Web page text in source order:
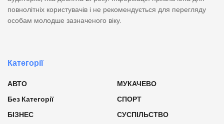
повнолітніх користувачів і не рекомендується для перегляду
особам молодше зазначеного віку.
Категорії
АВТО
Без Категорії
БІЗНЕС
МУКАЧЕВО
СПОРТ
СУСПІЛЬСТВО